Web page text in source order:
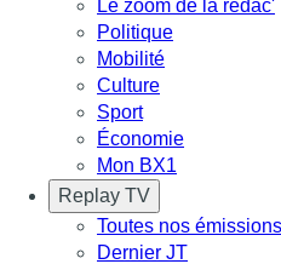
Le zoom de la rédac'
Politique
Mobilité
Culture
Sport
Économie
Mon BX1
Replay TV
Toutes nos émissions
Dernier JT